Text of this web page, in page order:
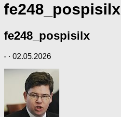
fe248_pospisilx
fe248_pospisilx
- · 02.05.2026